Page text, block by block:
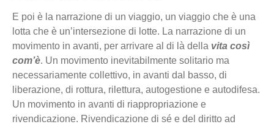
E poi è la narrazione di un viaggio, un viaggio che è una
lotta che è un’intersezione di lotte. La narrazione di un
movimento in avanti, per arrivare al di là della vita così
com’è. Un movimento inevitabilmente solitario ma
necessariamente collettivo, in avanti dal basso, di
liberazione, di rottura, rilettura, autogestione e autodifesa.
Un movimento in avanti di riappropriazione e
rivendicazione. Rivendicazione di sé e del diritto ad